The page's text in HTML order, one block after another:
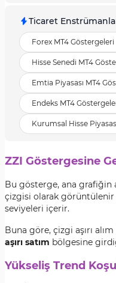
Ticaret
Forex MT4 Göstergeleri
Hisse Senedi MT4
Emtia Piyasası MT4
Endeks MT4
Kurumsal Hisse
ZZI Göstergesine
Bu gösterge, ana grafiğin
çizgisi olarak görüntülenir
seviyeleri içerir.
Buna göre, çizgi aşırı
aşırı satım bölgesine
Yükseliş Trend